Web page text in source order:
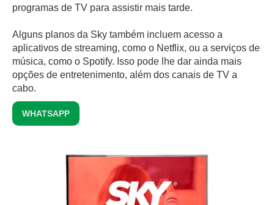
programas de TV para assistir mais tarde.
Alguns planos da Sky também incluem acesso a
aplicativos de streaming, como o Netflix, ou a serviços de
música, como o Spotify. Isso pode lhe dar ainda mais
opções de entretenimento, além dos canais de TV a
cabo.
WHATSAPP